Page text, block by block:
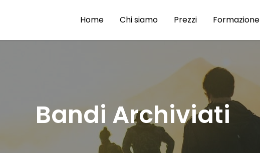
Home Chi siamo Prezzi Formazione
Bandi Archiviati